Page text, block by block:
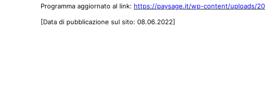
Programma aggiornato al link: https://paysage.it/wp-content/uploads/
[Data di pubblicazione sul sito: 08.06.2022]